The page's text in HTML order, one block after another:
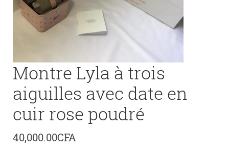
Montre Lyla à trois
aiguilles avec date en
cuir rose poudré
40,000.00CFA